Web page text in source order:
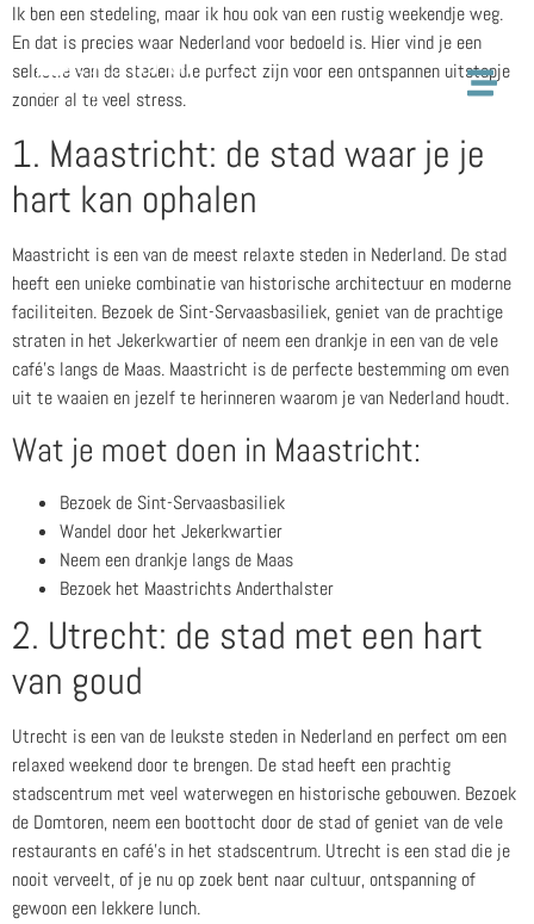
Ik ben een stedeling, maar ik hou ook van een rustig weekendje weg.
En dat is precies waar Nederland voor bedoeld is. Hier vind je een
selectie van de steden die perfect zijn voor een ontspannen uitstapje
zonder al te veel stress.
1. Maastricht: de stad waar je je
hart kan ophalen
Maastricht is een van de meest relaxte steden in Nederland. De stad
heeft een unieke combinatie van historische architectuur en moderne
faciliteiten. Bezoek de Sint-Servaasbasiliek, geniet van de prachtige
straten in het Jekerkwartier of neem een drankje in een van de vele
café’s langs de Maas. Maastricht is de perfecte bestemming om even
uit te waaien en jezelf te herinneren waarom je van Nederland houdt.
Wat je moet doen in Maastricht:
Bezoek de Sint-Servaasbasiliek
Wandel door het Jekerkwartier
Neem een drankje langs de Maas
Bezoek het Maastrichts Anderthalster
2. Utrecht: de stad met een hart
van goud
Utrecht is een van de leukste steden in Nederland en perfect om een
relaxed weekend door te brengen. De stad heeft een prachtig
stadscentrum met veel waterwegen en historische gebouwen. Bezoek
de Domtoren, neem een boottocht door de stad of geniet van de vele
restaurants en café’s in het stadscentrum. Utrecht is een stad die je
nooit verveelt, of je nu op zoek bent naar cultuur, ontspanning of
gewoon een lekkere lunch.